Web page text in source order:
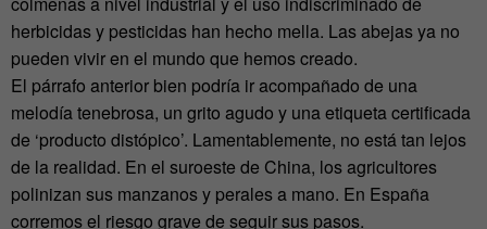
herbicidas y pesticidas han hecho mella. Las abejas ya no
pueden vivir en el mundo que hemos creado.
El párrafo anterior bien podría ir acompañado de una
melodía tenebrosa, un grito agudo y una etiqueta certificada
de ‘producto distópico’. Lamentablemente, no está tan lejos
de la realidad. En el suroeste de China, los agricultores
polinizan sus manzanos y perales a mano. En España
corremos el riesgo grave de seguir sus pasos.